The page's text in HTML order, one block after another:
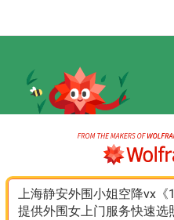
上海静安外围小姐空降vx《
提供外围女上门服务快速